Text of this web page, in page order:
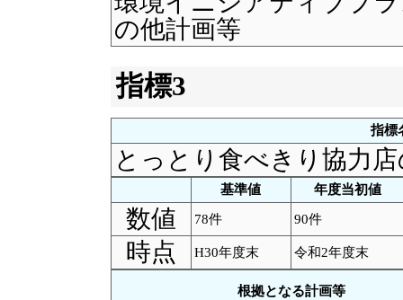
の他計画等
指標3
指標
とっとり食べきり協力
基準値 年度当初値
数値 78件 90件
時点 H30年度末 令和2年度末
根拠となる計画等